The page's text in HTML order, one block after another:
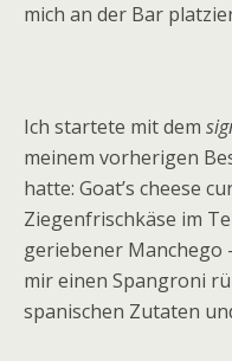
mich an der Bar
Ich startete mit dem
meinem vorherigen
hatte: Goat’s cheese
Ziegenfrischkäse im
geriebener Manchego
mir einen Spangroni
spanischen Zutaten